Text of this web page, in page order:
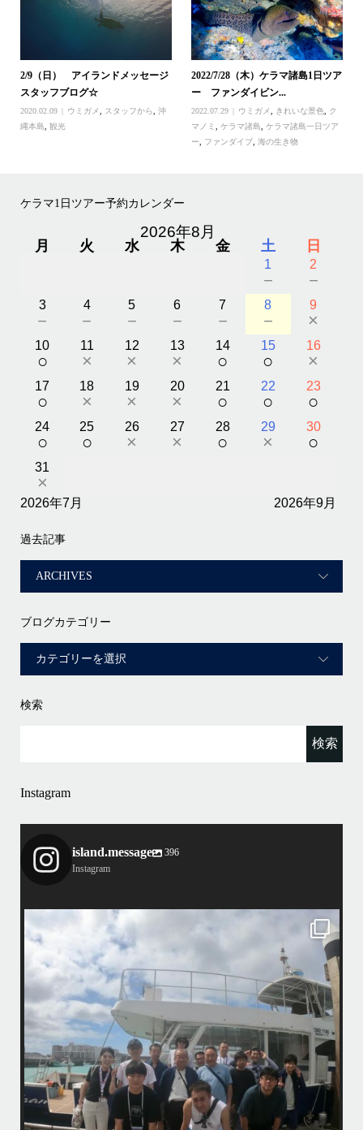
2/9（日） アイランドメッセージ
スタッフブログ☆
2020.02.09 ウミガメ, スタッフから, 沖
縄本島, 観光
2022/7/28（木）ケラマ諸島1日ツア
ー ファンダイビン...
2022.07.29 ウミガメ, きれいな景色, ク
マノミ,ケラマ諸島,ケラマ諸島一日ツア
ー, ファンダイブ,海の生き物
ケラマ1日ツアー予約カレンダー
2026年8月
月 火 水 木 金 土 日
1
－
2
－
3
－
4
－
5
－
6
－
7
－
8
－
9
×
10
○
11
×
12
×
13
×
14
○
15
○
16
×
17
○
18
×
19
×
20
×
21
○
22
○
23
○
24
○
25
○
26
×
27
×
28
○
29
×
30
○
31
×
2026年7月 2026年9月
過去記事
ブログカテゴリー
検索
Instagram
island.message
396
Instagram
昨日は社員旅行でお越しの14名様にて勇海号を貸切り頂き、ケラマで
BBQとスノーケリングを楽しんで参りました！
・
いい天気に恵まれて、海が良く似合う愉快な方々と楽しい時間を過ごし
ましたよ〜
・
皆様ご利用誠にありがとうございました
またのお越しをお待ちしておりますね！！
・
・
www.island-message.ne.jp
TEL:098-936-8292
.
#Islandmessage #ceruleanblueokinawa #ホエールウォッチング
...
5月 21